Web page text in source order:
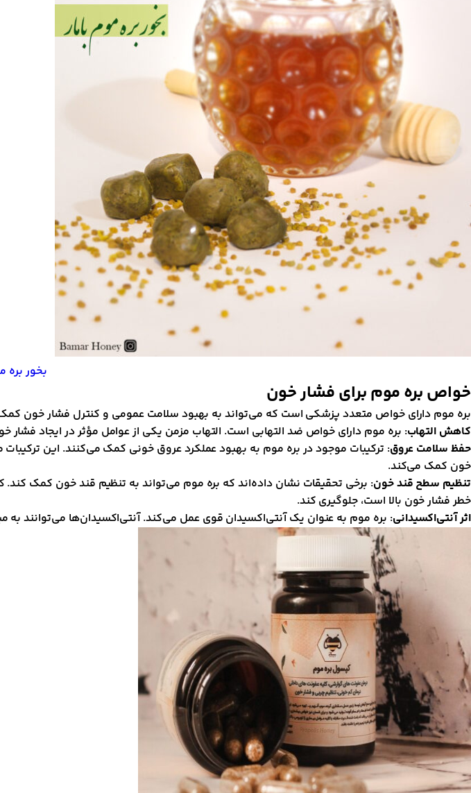
بخور بره
خواص بره موم برای فشار خون
بره موم دارای خواص متعدد پزشکی است که می‌تواند به بهبود سلامت عمومی و کنترل فشار خون
کاهش التهاب: بره موم دارای خواص ضد التهابی است. التهاب مزمن یکی از عوامل مؤثر در ایجاد
حفظ سلامت عروق: ترکیبات موجود در بره موم به بهبود عملکرد عروق خونی کمک می‌کنند. این
خون کمک می‌کند.
تنظیم سطح قند خون: برخی تحقیقات نشان داده‌اند که بره موم می‌تواند به تنظیم قند خون کمک کند.
خطر فشار خون بالا است، جلوگیری کند.
اثر آنتی‌اکسیدانی: بره موم به عنوان یک آنتی‌اکسیدان قوی عمل می‌کند. آنتی‌اکسیدان‌ها می‌توانند به